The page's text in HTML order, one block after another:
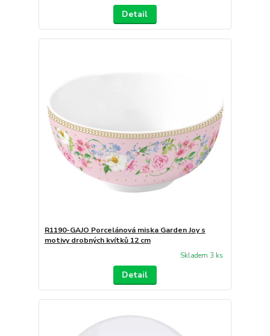
Detail
R1190-GAJO Porcelánová miska Garden Joy s
motivy drobných kvítků 12 cm
Skladem 3 ks
Detail